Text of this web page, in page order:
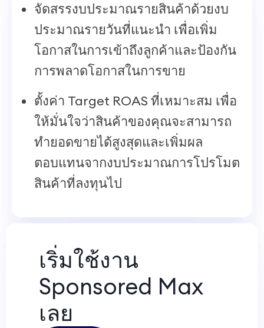
จัดสรรงบประมาณรายสินค้าด้วยงบ
ประมาณรายวันที่แนะนำ เพื่อเพิ่ม
โอกาสในการเข้าถึงลูกค้าและป้องกัน
การพลาดโอกาสในการขาย
ตั้งค่า Target ROAS ที่เหมาะสม เพื่อ
ให้มั่นใจว่าสินค้าของคุณจะสามารถ
ทำยอดขายได้สูงสุดและเพิ่มผล
ตอบแทนจากงบประมาณการโปรโมต
สินค้าที่ลงทุนไป
เริ่มใช้งาน
Sponsored Max
เลย